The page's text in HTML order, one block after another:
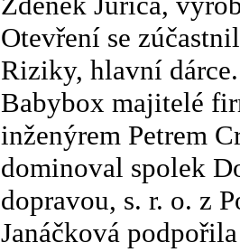
Otevření se
Riziky, hlavní
Babybox majitelé
inženýrem Petrem
dominoval spolek
dopravou, s. r. o. z
Janáčková